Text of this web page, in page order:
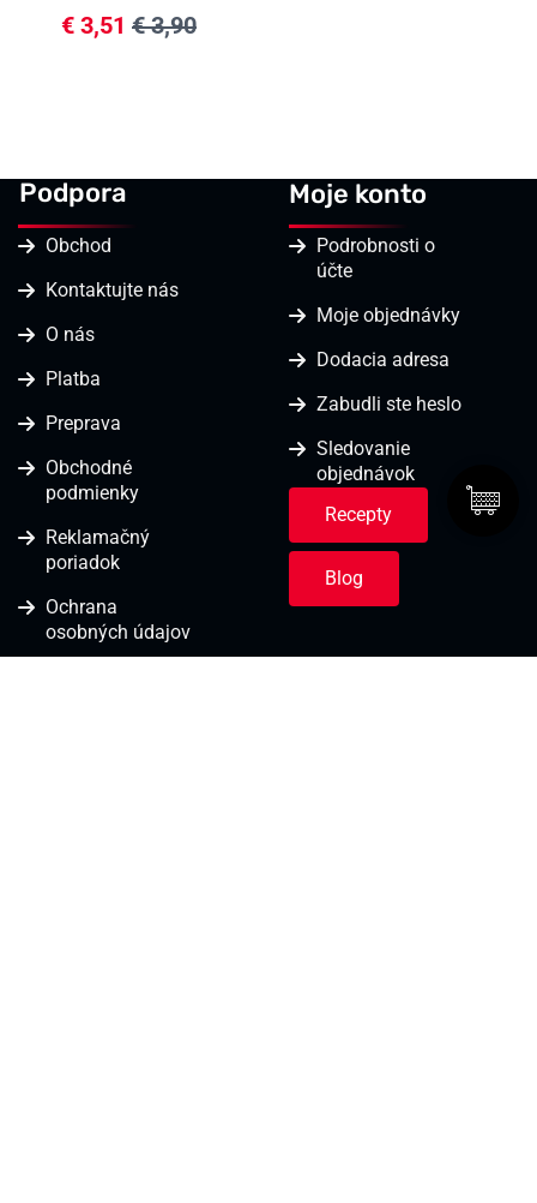
Ázijský mix
€ 3,51 €3,90
Podpora
Obchod
Kontaktujte nás
O nás
Platba
Preprava
Obchodné
podmienky
Reklamačný
poriadok
Ochrana
osobných údajov
Moje konto
Podrobnosti o
účte
Moje objednávky
Dodacia adresa
Zabudli ste heslo
Sledovanie
objednávok
Recepty
Blog